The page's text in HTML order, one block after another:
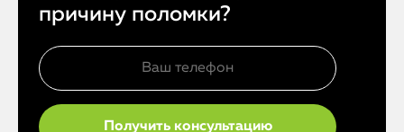
причину поломки?